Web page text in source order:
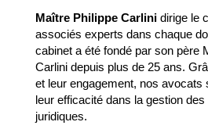
Maître Philippe Carlinidirige le
associés experts dans chaque
cabinet a été fondé par son père
Carlini depuis plus de 25 ans.
et leur engagement, nos avocats
leur efficacité dans la gestion
juridiques.